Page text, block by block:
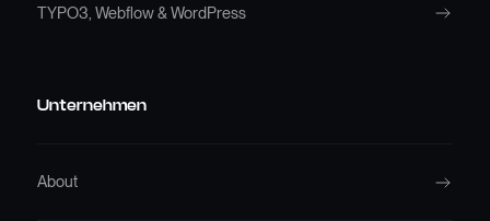
TYPO3, Webflow & WordPress
Unternehmen
About